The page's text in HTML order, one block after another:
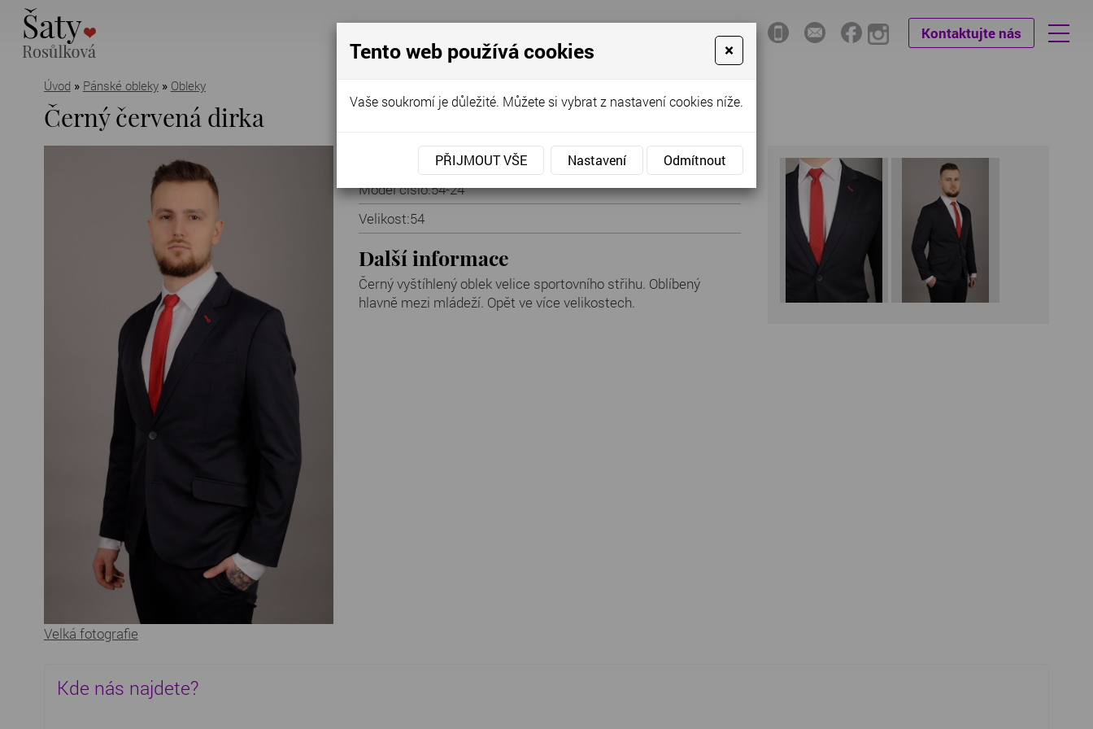
Kontaktujte nás
Úvod » Pánské obleky» Obleky
Černý červená dirka
Velká fotografie
Cena za půjčení:800 Kč
Model číslo:54-24
Velikost:54
Další informace
Černý vyštíhlený oblek velice sportovního střihu. Oblíbený
hlavně mezi mládeží. Opět ve více velikostech.
Kde nás najdete?
Tento web používá cookies ×
Vaše soukromí je důležité. Můžete si vybrat z nastavení cookies níže.
PŘIJMOUT VŠE Nastavení Odmítnout